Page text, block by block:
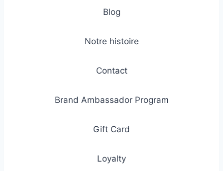
Blog
Notre histoire
Contact
Brand Ambassador Program
Gift Card
Loyalty